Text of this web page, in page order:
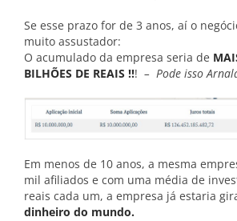
Se esse prazo for de 3 anos, aí o
muito assustador:
O acumulado da empresa seria de
BILHÕES DE REAIS !!! – Pode isso
Em menos de 10 anos, a mesma
mil afiliados e com uma média de
reais cada um, a empresa já estaria
dinheiro do mundo.